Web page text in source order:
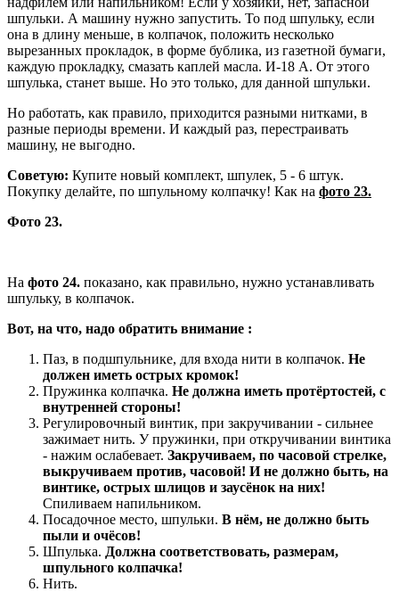
шпульки. А машину нужно запустить. То под шпульку, если
она в длину меньше, в колпачок, положить несколько
вырезанных прокладок, в форме бублика, из газетной бумаги,
каждую прокладку, смазать каплей масла. И-18 А. От этого
шпулька, станет выше. Но это только, для данной шпульки.
Но работать, как правило, приходится разными нитками, в
разные периоды времени. И каждый раз, перестраивать
машину, не выгодно.
Советую: Купите новый комплект, шпулек, 5 - 6 штук.
Покупку делайте, по шпульному колпачку! Как на фото 23.
Фото 23.
На фото 24. показано, как правильно, нужно устанавливать
шпульку, в колпачок.
Вот, на что, надо обратить внимание :
Паз, в подшпульнике, для входа нити в колпачок. Не
должен иметь острых кромок!
Пружинка колпачка. Не должна иметь протёртостей, с
внутренней стороны!
Регулировочный винтик, при закручивании - сильнее
зажимает нить. У пружинки, при откручивании винтика
- нажим ослабевает. Закручиваем, по часовой стрелке,
выкручиваем против, часовой! И не должно быть, на
винтике, острых шлицов и заусёнок на них!
Спиливаем напильником.
Посадочное место, шпульки. В нём, не должно быть
пыли и очёсов!
Шпулька. Должна соответствовать, размерам,
шпульного колпачка!
Нить.